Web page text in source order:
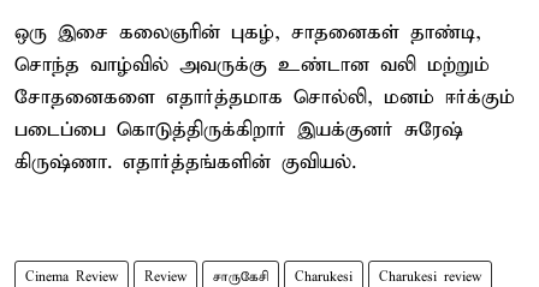
ஒரு இசை கலைஞரின் புகழ், சாதனைகள் தாண்டி,
சொந்த வாழ்வில் அவருக்கு உண்டான வலி மற்றும்
சோதனைகளை எதார்த்தமாக சொல்லி, மனம் ஈர்க்கும்
படைப்பை கொடுத்திருக்கிறார் இயக்குனர் சுரேஷ்
கிருஷ்ணா. எதார்த்தங்களின் குவியல்.
Cinema Review Review சாருகேசி Charukesi Charukesi review